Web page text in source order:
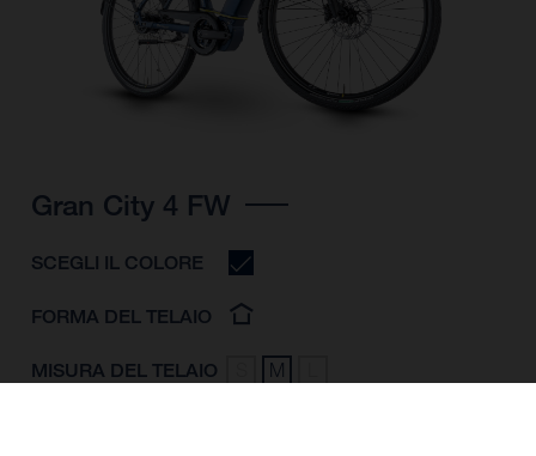
Gran City 4 FW
SCEGLI IL COLORE
FORMA DEL TELAIO
MISURA DEL TELAIO M